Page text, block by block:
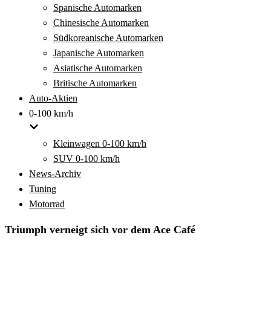
Spanische Automarken
Chinesische Automarken
Südkoreanische Automarken
Japanische Automarken
Asiatische Automarken
Britische Automarken
Auto-Aktien
0-100 km/h
Kleinwagen 0-100 km/h
SUV 0-100 km/h
News-Archiv
Tuning
Motorrad
Triumph verneigt sich vor dem Ace Café